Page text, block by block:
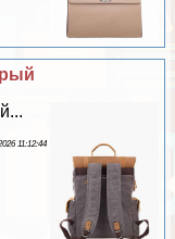
11:12:44